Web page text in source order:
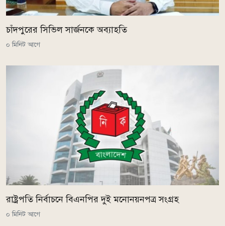
চাঁদপুরের সিভিল সার্জনকে অব্যাহতি
০ মিনিট আগে
রাষ্ট্রপতি নির্বাচনে বিএনপির দুই মনোনয়নপত্র সংগ্রহ
০ মিনিট আগে